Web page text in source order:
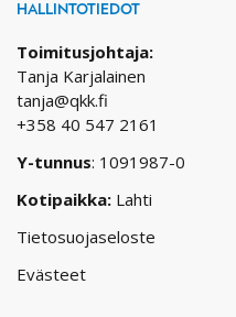
HALLINTOTIEDOT
Toimitusjohtaja:
Tanja Karjalainen
tanja@qkk.fi
+358 40 547 2161
Y-tunnus: 1091987-0
Kotipaikka: Lahti
Tietosuojaseloste
Evästeet